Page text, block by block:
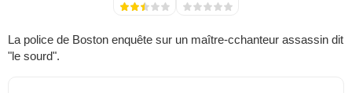
La police de Boston enquête sur un maître-cchanteur assassin dit
"le sourd".